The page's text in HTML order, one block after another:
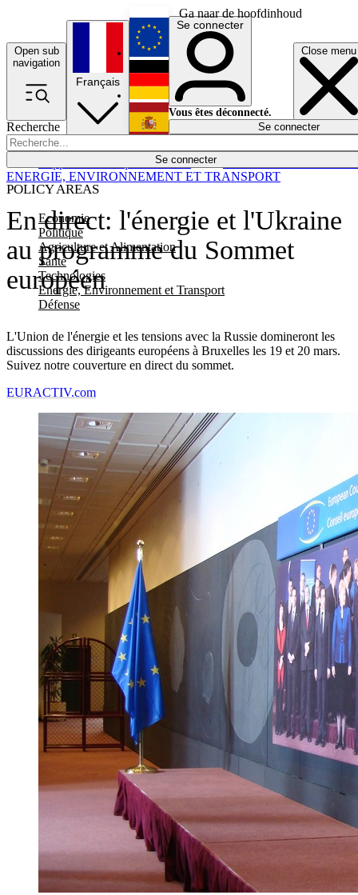
Ga naar de hoofdinhoud
Open sub
navigation
Close menu
Recherche
Se connecter
POLICY AREAS
Economie
Politique
Agriculture et Alimentation
Santé
Technologies
Energie, Environnement et Transport
Défense
Économie
Français
English
Deutsch
Español
Se connecter
Vous êtes déconnecté.
Se connecter
En direct: l'énergie et l'Ukraine
au programme du Sommet
européen
L'Union de l'énergie et les tensions avec la Russie domineront les
discussions des dirigeants européens à Bruxelles les 19 et 20 mars.
Suivez notre couverture en direct du sommet.
ENERGIE, ENVIRONNEMENT ET TRANSPORT
EURACTIV.com